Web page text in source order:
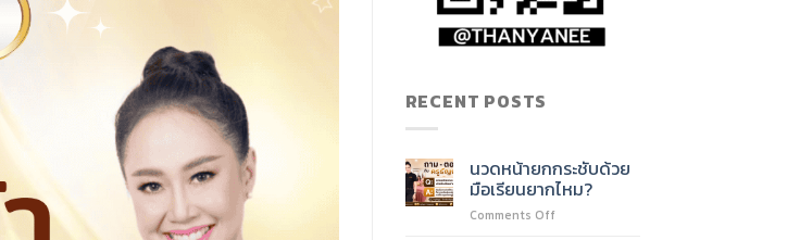
RECENT POSTS
นวดหน้ายกกระชับด้วย
มือเรียนยากไหม?
Comments Offon